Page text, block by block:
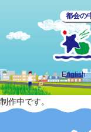
都会の
English
制作中です。